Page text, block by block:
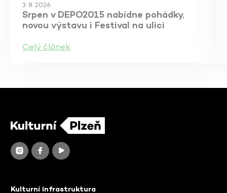
3. 8. 2026
Srpen v DEPO2015 nabídne pohádky,
novou výstavu i Festival na ulici
Celý článek
Kulturní infrastruktura